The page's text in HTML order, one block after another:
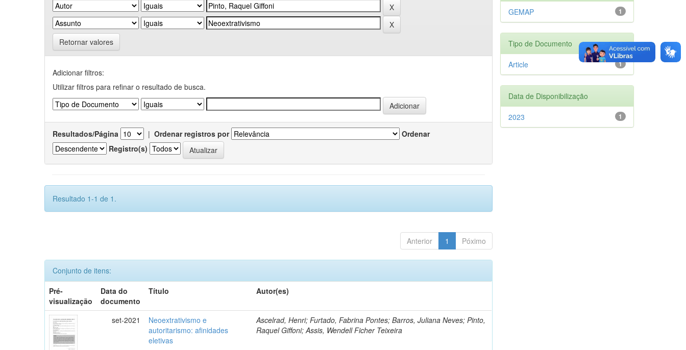
Retornar valores
Adicionar filtros:
Utilizar filtros para refinar o resultado de busca.
Resultados/Página | Ordenar registros por
Ordenar
Registro(s)
Resultado 1-1 de 1.
Anterior 1 Póximo
Conjunto de itens:
Pré-
visualização
Data do
documento
Título Autor(es)
set-2021
Neoextrativismo e
autoritarismo: afinidades
eletivas
Ascelrad, Henri; Furtado, Fabrina Pontes; Barros, Juliana Neves; Pinto,
Raquel Giffoni; Assis, Wendell Ficher Teixeira
1
GEMAP
Tipo de Documento
1
Article
Data de Disponibilização
1
2023